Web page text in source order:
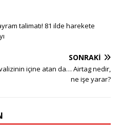
talimatı! 81 ilde harekete
SONRAKI
içine atan da… Airtag nedir,
ne işe yarar?